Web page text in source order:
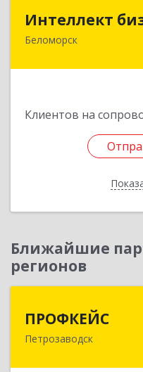
Интеллект
Беломорск
Клиентов на
Ближайшие
регионов
ПРОФКЕЙС
Петрозаводск
185035, Карелия